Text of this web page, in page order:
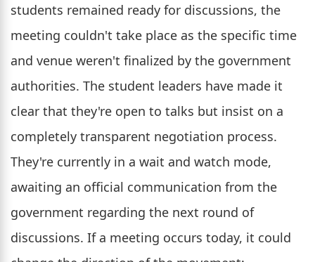
students remained ready for discussions, the
meeting couldn't take place as the specific time
and venue weren't finalized by the government
authorities. The student leaders have made it
clear that they're open to talks but insist on a
completely transparent negotiation process.
They're currently in a wait and watch mode,
awaiting an official communication from the
government regarding the next round of
discussions. If a meeting occurs today, it could